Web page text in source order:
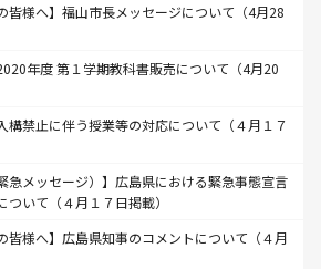
皆様へ】福山市長メッセージについて（4月28
年度 第１学期教科書販売について（4月20
構禁止に伴う授業等の対応について（４月１７
急メッセージ）】広島県における緊急事態宣言
ついて（４月１７日掲載）
皆様へ】広島県知事のコメントについて（４月